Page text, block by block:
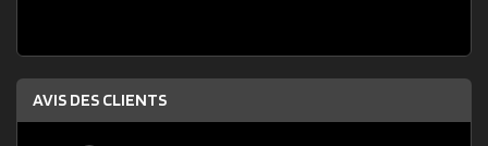
AVIS DES CLIENTS